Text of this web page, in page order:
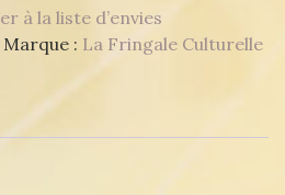
à la liste d’envies
Marque : La Fringale Culturelle